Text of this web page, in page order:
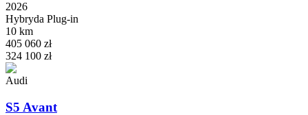
2026
Hybryda Plug-in
10 km
405 060 zł
324 100 zł
Audi
S5 Avant